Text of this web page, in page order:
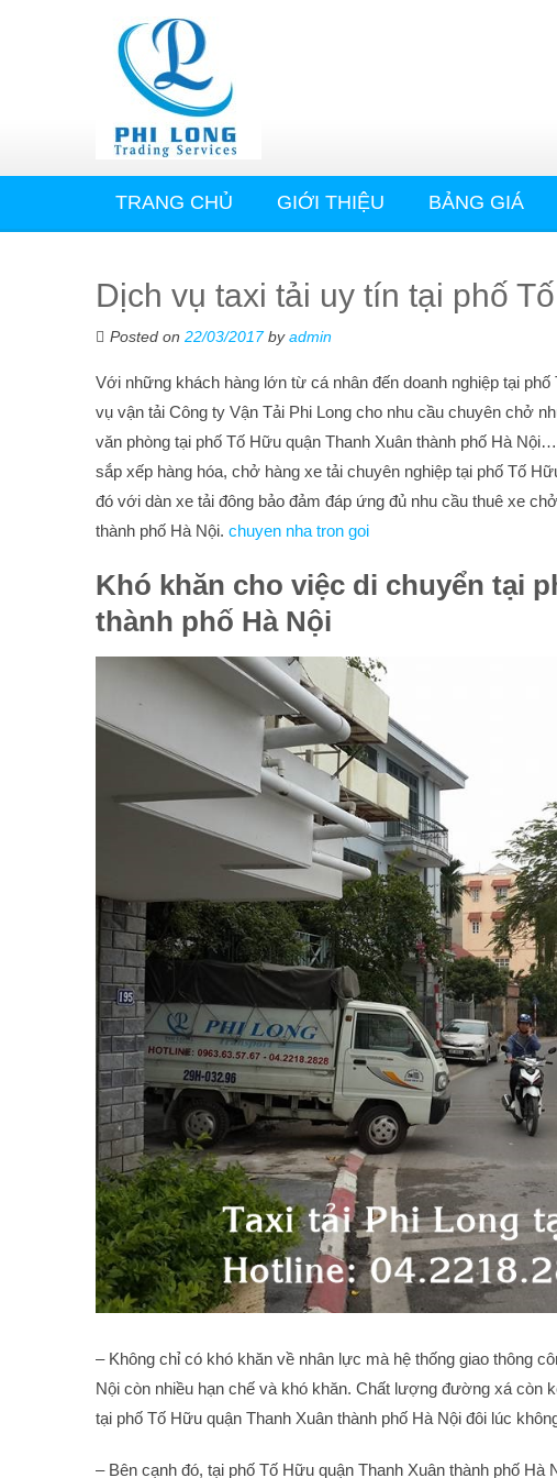
TRANG CHỦ GIỚI THIỆU BẢNG GIÁ
Dịch vụ taxi tải uy tín tại phố
Posted on 22/03/2017byadmin
Với những khách hàng lớn từ cá nhân đến doanh nghiệp tại
vụ vận tải Công ty Vận Tải Phi Long cho nhu cầu chuyên chở
văn phòng tại phố Tố Hữu quận Thanh Xuân thành phố Hà
sắp xếp hàng hóa, chở hàng xe tải chuyên nghiệp tại phố Tố
đó với dàn xe tải đông bảo đảm đáp ứng đủ nhu cầu thuê xe
thành phố Hà Nội. chuyen nha tron goi
Khó khăn cho việc di chuyển tại
thành phố Hà Nội
– Không chỉ có khó khăn về nhân lực mà hệ thống giao thông
Nội còn nhiều hạn chế và khó khăn. Chất lượng đường xá còn
tại phố Tố Hữu quận Thanh Xuân thành phố Hà Nội đôi lúc
– Bên cạnh đó, tại phố Tố Hữu quận Thanh Xuân thành phố